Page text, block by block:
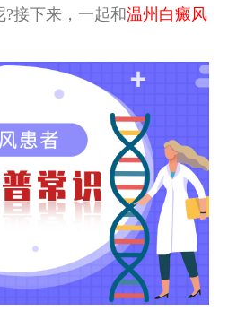
接下来，一起和温州白癜风